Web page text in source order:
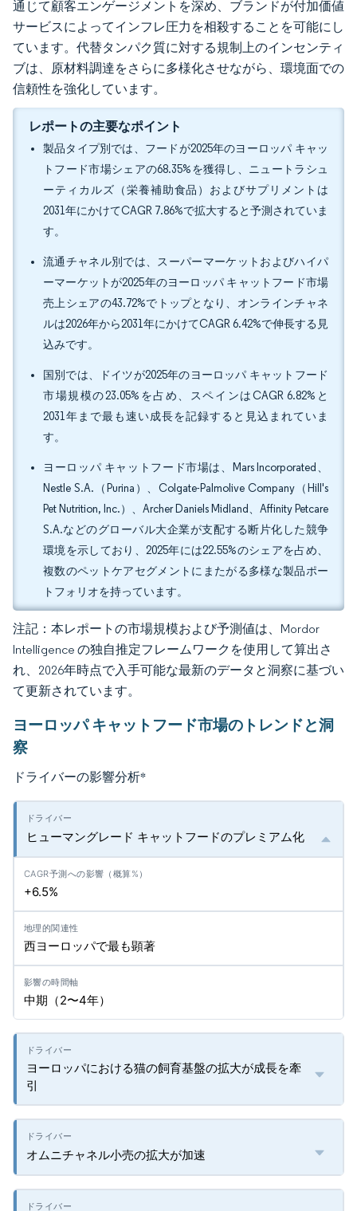
通じて顧客エンゲージメントを深め、ブランドが付加価値
サービスによってインフレ圧力を相殺することを可能にし
ています。代替タンパク質に対する規制上のインセンティ
ブは、原材料調達をさらに多様化させながら、環境面での
信頼性を強化しています。
レポートの主要なポイント
製品タイプ別では、フードが2025年のヨーロッパ キャッ
トフード市場シェアの68.35%を獲得し、ニュートラシュ
ーティカルズ（栄養補助食品）およびサプリメントは
2031年にかけてCAGR 7.86%で拡大すると予測されていま
す。
流通チャネル別では、スーパーマーケットおよびハイパ
ーマーケットが2025年のヨーロッパ キャットフード市場
売上シェアの43.72%でトップとなり、オンラインチャネ
ルは2026年から2031年にかけてCAGR 6.42%で伸長する見
込みです。
国別では、ドイツが2025年のヨーロッパ キャットフード
市場規模の23.05%を占め、スペインはCAGR 6.82%と
2031年まで最も速い成長を記録すると見込まれていま
す。
ヨーロッパ キャットフード市場は、Mars Incorporated、
Nestle S.A.（Purina）、Colgate-Palmolive Company（Hill's
Pet Nutrition, Inc.）、Archer Daniels Midland、Affinity Petcare
S.A.などのグローバル大企業が支配する断片化した競争
環境を示しており、2025年には22.55%のシェアを占め、
複数のペットケアセグメントにまたがる多様な製品ポー
トフォリオを持っています。
注記：本レポートの市場規模および予測値は、Mordor
Intelligence の独自推定フレームワークを使用して算出さ
れ、2026年時点で入手可能な最新のデータと洞察に基づい
て更新されています。
ヨーロッパ キャットフード市場のトレンドと洞
察
ドライバーの影響分析*
ヒューマングレード キャットフードのプレミアム化
+6.5%
西ヨーロッパで最も顕著
中期（2〜4年）
ヨーロッパにおける猫の飼育基盤の拡大が成長を牽
引
オムニチャネル小売の拡大が加速